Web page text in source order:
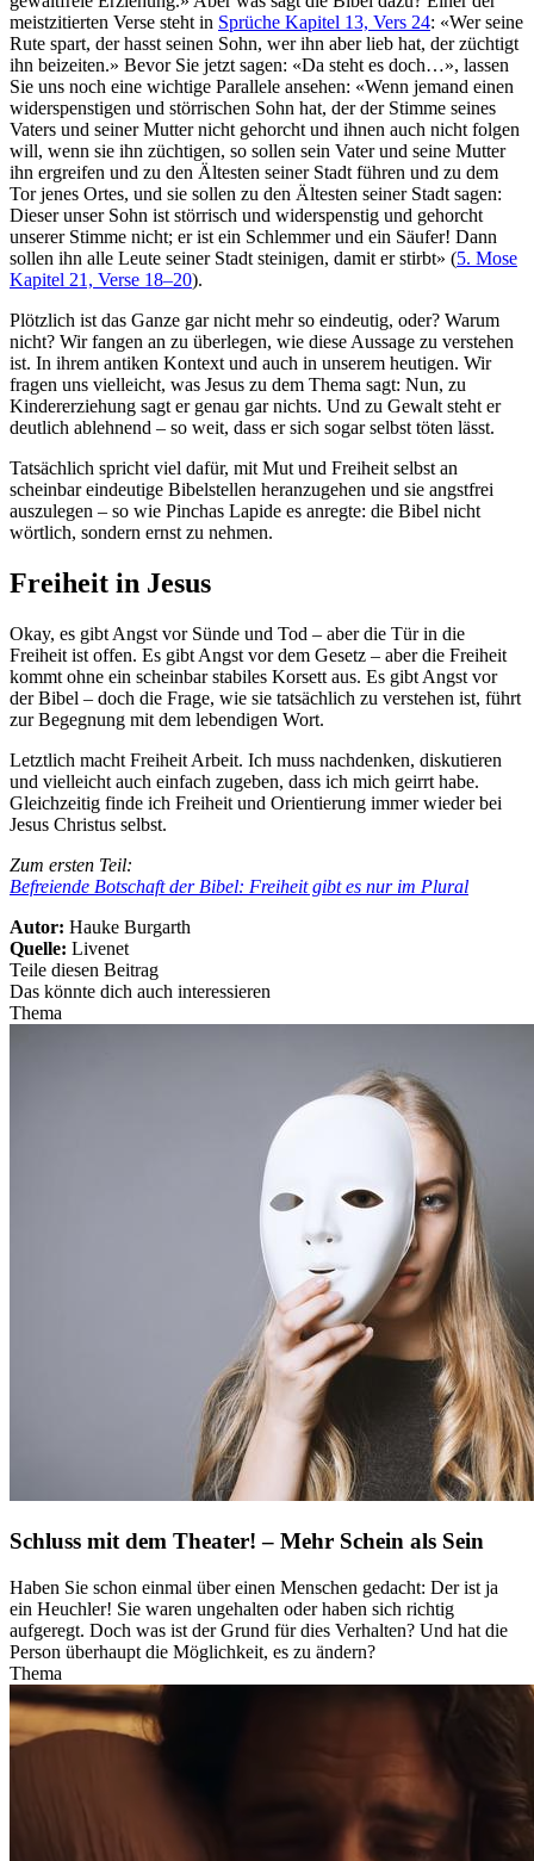
meistzitierten Verse steht in Sprüche Kapitel 13, Vers 24: «Wer seine
Rute spart, der hasst seinen Sohn, wer ihn aber lieb hat, der züchtigt
ihn beizeiten.» Bevor Sie jetzt sagen: «Da steht es doch…», lassen
Sie uns noch eine wichtige Parallele ansehen: «Wenn jemand einen
widerspenstigen und störrischen Sohn hat, der der Stimme seines
Vaters und seiner Mutter nicht gehorcht und ihnen auch nicht folgen
will, wenn sie ihn züchtigen, so sollen sein Vater und seine Mutter
ihn ergreifen und zu den Ältesten seiner Stadt führen und zu dem
Tor jenes Ortes, und sie sollen zu den Ältesten seiner Stadt sagen:
Dieser unser Sohn ist störrisch und widerspenstig und gehorcht
unserer Stimme nicht; er ist ein Schlemmer und ein Säufer! Dann
sollen ihn alle Leute seiner Stadt steinigen, damit er stirbt» (5. Mose
Kapitel 21, Verse 18–20).
Plötzlich ist das Ganze gar nicht mehr so eindeutig, oder? Warum
nicht? Wir fangen an zu überlegen, wie diese Aussage zu verstehen
ist. In ihrem antiken Kontext und auch in unserem heutigen. Wir
fragen uns vielleicht, was Jesus zu dem Thema sagt: Nun, zu
Kindererziehung sagt er genau gar nichts. Und zu Gewalt steht er
deutlich ablehnend – so weit, dass er sich sogar selbst töten lässt.
Tatsächlich spricht viel dafür, mit Mut und Freiheit selbst an
scheinbar eindeutige Bibelstellen heranzugehen und sie angstfrei
auszulegen – so wie Pinchas Lapide es anregte: die Bibel nicht
wörtlich, sondern ernst zu nehmen.
Freiheit in Jesus
Okay, es gibt Angst vor Sünde und Tod – aber die Tür in die
Freiheit ist offen. Es gibt Angst vor dem Gesetz – aber die Freiheit
kommt ohne ein scheinbar stabiles Korsett aus. Es gibt Angst vor
der Bibel – doch die Frage, wie sie tatsächlich zu verstehen ist, führt
zur Begegnung mit dem lebendigen Wort.
Letztlich macht Freiheit Arbeit. Ich muss nachdenken, diskutieren
und vielleicht auch einfach zugeben, dass ich mich geirrt habe.
Gleichzeitig finde ich Freiheit und Orientierung immer wieder bei
Jesus Christus selbst.
Zum ersten Teil:
Befreiende Botschaft der Bibel: Freiheit gibt es nur im Plural
Autor: Hauke Burgarth
Quelle: Livenet
Teile diesen Beitrag
Das könnte dich auch interessieren
Thema
Schluss mit dem Theater! – Mehr Schein als Sein
Haben Sie schon einmal über einen Menschen gedacht: Der ist ja
ein Heuchler! Sie waren ungehalten oder haben sich richtig
aufgeregt. Doch was ist der Grund für dies Verhalten? Und hat die
Person überhaupt die Möglichkeit, es zu ändern?
Thema